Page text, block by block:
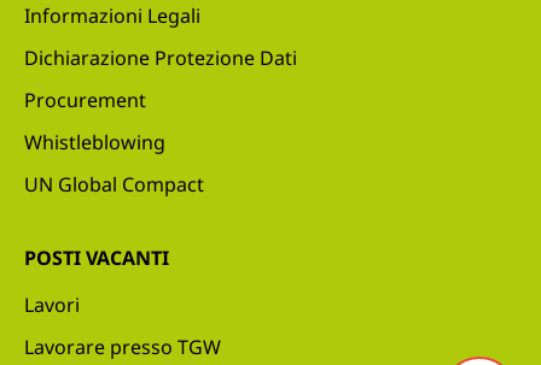
Informazioni Legali
Dichiarazione Protezione Dati
Procurement
Whistleblowing
UN Global Compact
POSTI VACANTI
Lavori
Lavorare presso TGW